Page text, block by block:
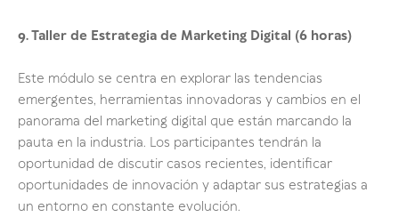
9. Taller de Estrategia de Marketing Digital (6 horas)
Este módulo se centra en explorar las tendencias
emergentes, herramientas innovadoras y cambios en el
panorama del marketing digital que están marcando la
pauta en la industria. Los participantes tendrán la
oportunidad de discutir casos recientes, identificar
oportunidades de innovación y adaptar sus estrategias a
un entorno en constante evolución.